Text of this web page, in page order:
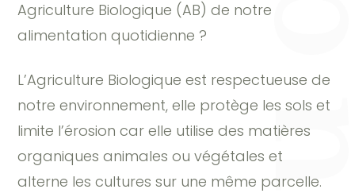
Agriculture Biologique (AB) de notre
alimentation quotidienne ?
L’Agriculture Biologique est respectueuse de
notre environnement, elle protège les sols et
limite l’érosion car elle utilise des matières
organiques animales ou végétales et
alterne les cultures sur une même parcelle.